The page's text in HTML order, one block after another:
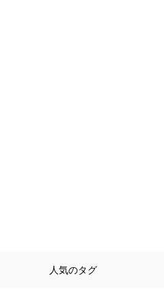
人気のタグ